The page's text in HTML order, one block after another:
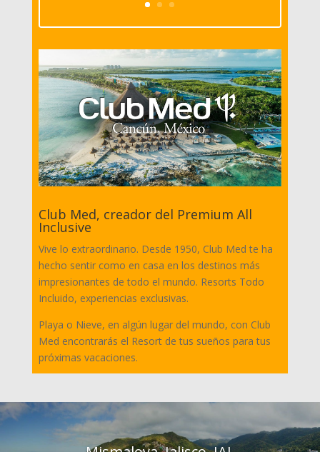
Club Med, creador del Premium All
Inclusive
Vive lo extraordinario. Desde 1950, Club Med te ha
hecho sentir como en casa en los destinos más
impresionantes de todo el mundo. Resorts Todo
Incluido, experiencias exclusivas.
Playa o Nieve, en algún lugar del mundo, con Club
Med encontrarás el Resort de tus sueños para tus
próximas vacaciones.